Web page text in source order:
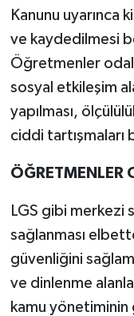
Kanunu uyarınca
ve kaydedilmesi
Öğretmenler
sosyal etkileşim
yapılması,
ciddi
ÖĞRETMENLER
LGS gibi merkezi
sağlanması
güvenliğini
ve dinlenme
kamu yönetiminin